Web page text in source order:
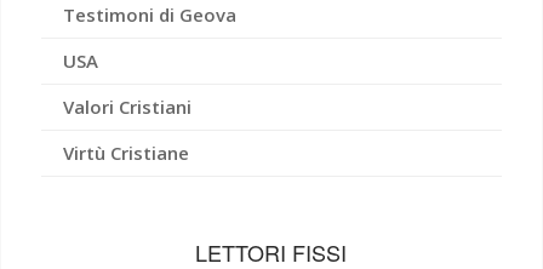
Testimoni di Geova
USA
Valori Cristiani
Virtù Cristiane
LETTORI FISSI